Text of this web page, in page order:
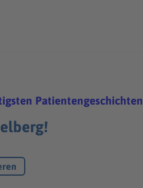
Patientengeschichten